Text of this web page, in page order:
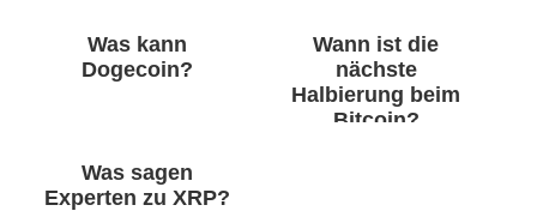
Was kann
Dogecoin?
Wann ist die
nächste
Halbierung beim
Bitcoin?
Was sagen
Experten zu XRP?